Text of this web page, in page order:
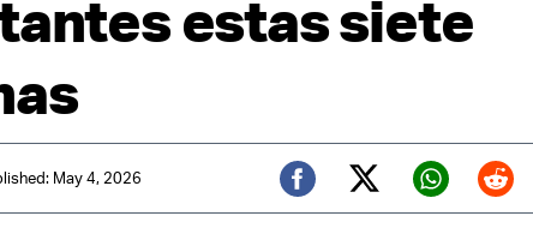
estas siete
May 4, 2026
Facebook
Twitter (X)